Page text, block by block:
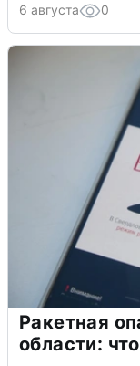
6 августа 0
Ракетная
области: